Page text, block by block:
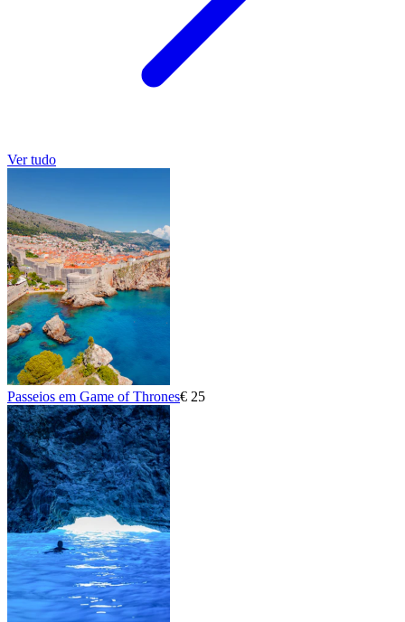
Ver tudo
Passeios em Game of Thrones€ 25